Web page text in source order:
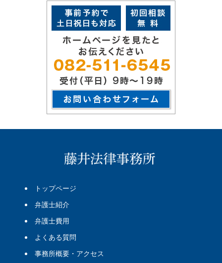
トップページ
弁護士紹介
弁護士費用
よくある質問
事務所概要・アクセス